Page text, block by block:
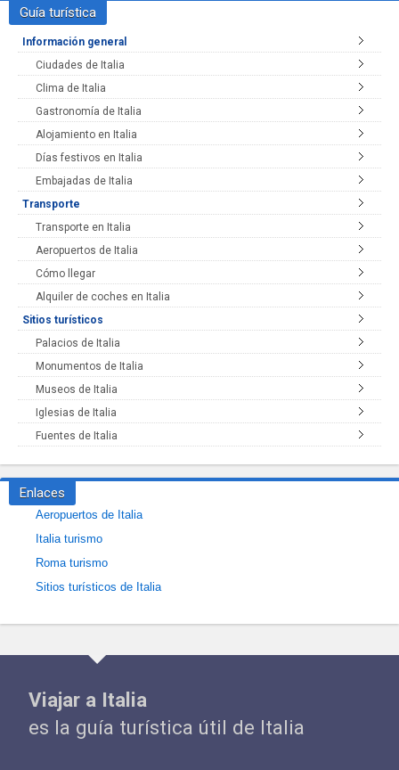
Guía turística
Información general
Ciudades de Italia
Clima de Italia
Gastronomía de Italia
Alojamiento en Italia
Días festivos en Italia
Embajadas de Italia
Transporte
Transporte en Italia
Aeropuertos de Italia
Cómo llegar
Alquiler de coches en Italia
Sitios turísticos
Palacios de Italia
Monumentos de Italia
Museos de Italia
Iglesias de Italia
Fuentes de Italia
Enlaces
Aeropuertos de Italia
Italia turismo
Roma turismo
Sitios turísticos de Italia
Viajar a Italia
es la guía turística útil de Italia